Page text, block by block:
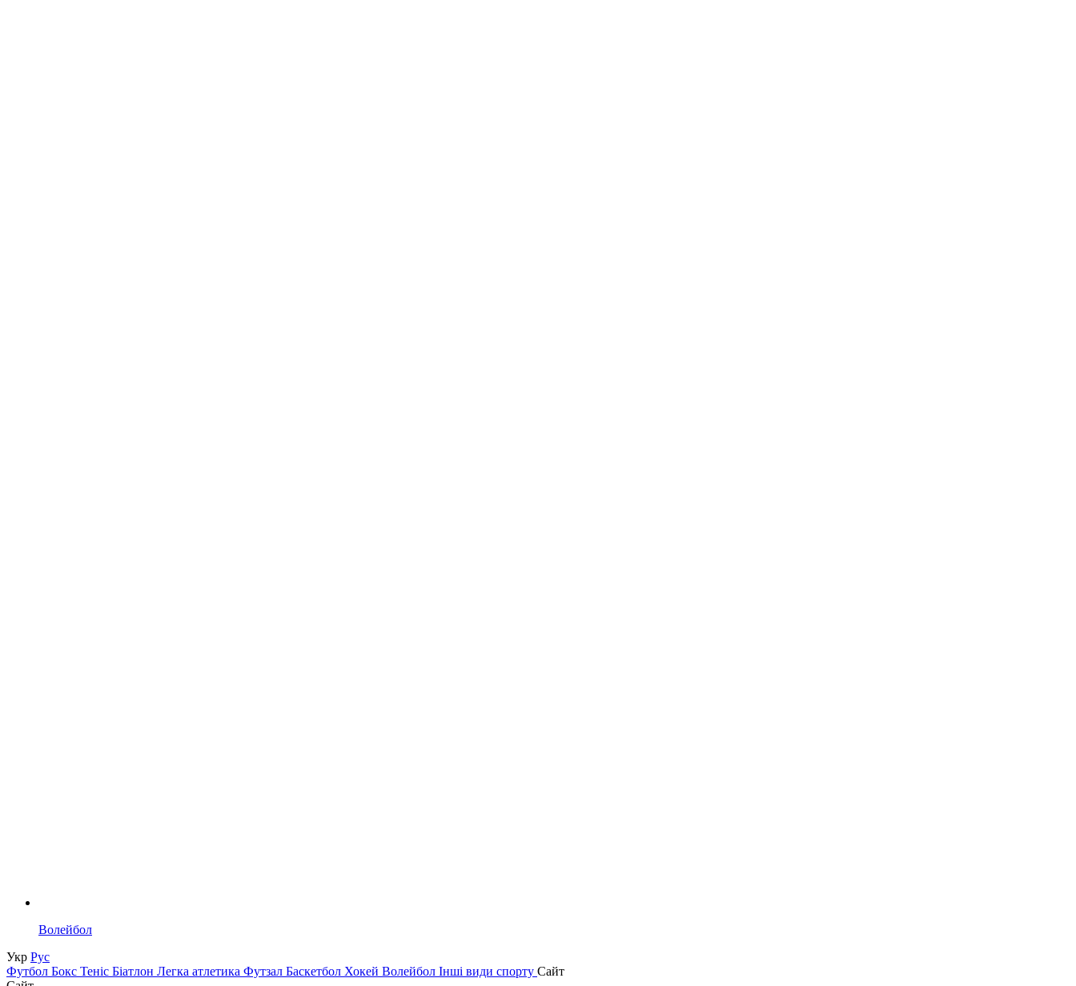
Волейбол
Укр Рус
Футбол Бокс Теніс Біатлон Легка атлетика Футзал Баскетбол Хокей Волейбол Інші види спорту Сайт